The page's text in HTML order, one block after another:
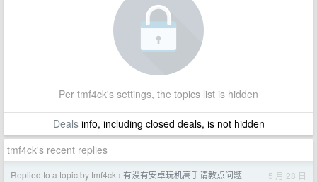
Per tmf4ck's settings, the topics list is hidden
Dealsinfo, including closed deals, is not hidden
tmf4ck's recent replies
Replied to a topic by tmf4ck › 有没有安卓玩机高手请教点问题 5 月 28 日